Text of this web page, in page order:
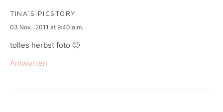
TINA´S PICSTORY
says:
03 Nov., 2011 at 9:40 a.m.
tolles herbst foto 🙂
Antworten